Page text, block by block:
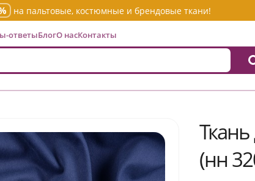
на пальтовые, костюмные и брендовые ткани!
ответыБлогО насКонтакты
(нн